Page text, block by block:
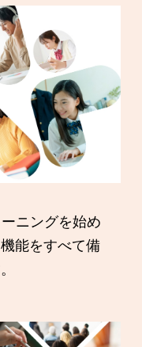
ニングを始め
能をすべて備